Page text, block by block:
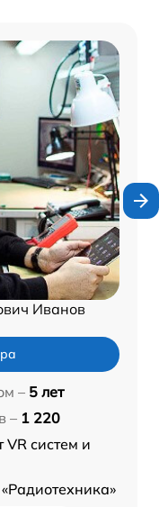
Иванов
– 5 лет
– 1 220
VR систем и